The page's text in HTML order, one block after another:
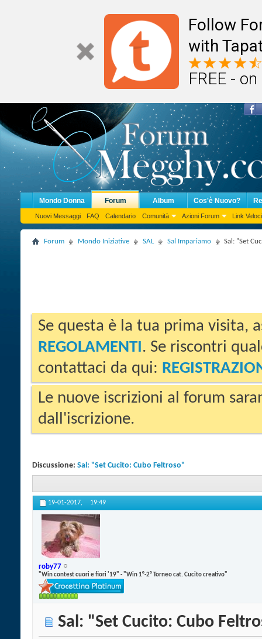
Follow
with
FREE -
Mondo Donna Forum
Nuovi Messaggi FAQ Calendario Comunità Azioni Forum Link Veloci
Album Cos'è Nuovo?
Forum Mondo Iniziative SAL Sal Impariamo Sal: "Set
Se questa è la tua prima visita,
REGOLAMENTI. Se riscontri
contattaci da qui:
Le nuove iscrizioni al forum
dall'iscrizione.
Discussione: Sal: "Set Cucito: Cubo Feltroso"
19-01-2017, 19:49
roby77
"Win contest cuori e fiori '19" - "Win 1°-2° Torneo cat. Cucito creativo"
Sal: "Set Cucito: Cubo